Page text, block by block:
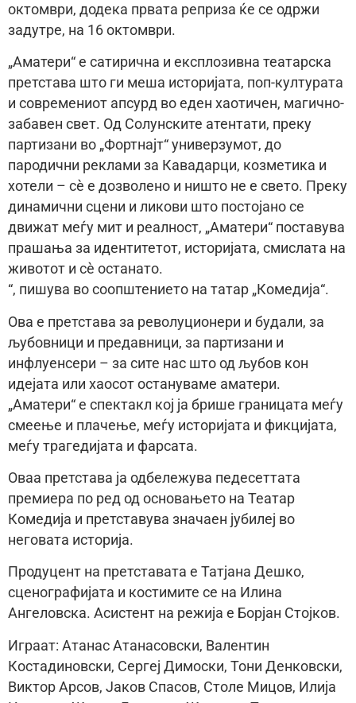
октомври, додека првата реприза ќе се одржи
задутре, на 16 октомври.
„Аматери“ е сатирична и експлозивна театарска
претстава што ги меша историјата, поп-културата
и современиот апсурд во еден хаотичен, магично-
забавен свет. Од Солунските атентати, преку
партизани во „Фортнајт“ универзумот, до
пародични реклами за Кавадарци, козметика и
хотели – сè е дозволено и ништо не е свето. Преку
динамични сцени и ликови што постојано се
движат меѓу мит и реалност, „Аматери“ поставува
прашања за идентитетот, историјата, смислата на
животот и сè останато.
“, пишува во соопштението на татар „Комедија“.
Ова е претстава за револуционери и будали, за
љубовници и предавници, за партизани и
инфлуенсери – за сите нас што од љубов кон
идејата или хаосот остануваме аматери.
„Аматери“ е спектакл кој ја брише границата меѓу
смеење и плачење, меѓу историјата и фикцијата,
меѓу трагедијата и фарсата.
Оваа претстава ја одбележува педесеттата
премиера по ред од основањето на Театар
Комедија и претставува значаен јубилеј во
неговата историја.
Продуцент на претставата е Татјана Дешко,
сценографијата и костимите се на Илина
Ангеловска. Асистент на режиja е Борjан Стоjков.
Играат: Атанас Атанасовски, Валентин
Костадиновски, Сергеј Димоски, Тони Денковски,
Виктор Арсов, Јаков Спасов, Столе Мицов, Илија